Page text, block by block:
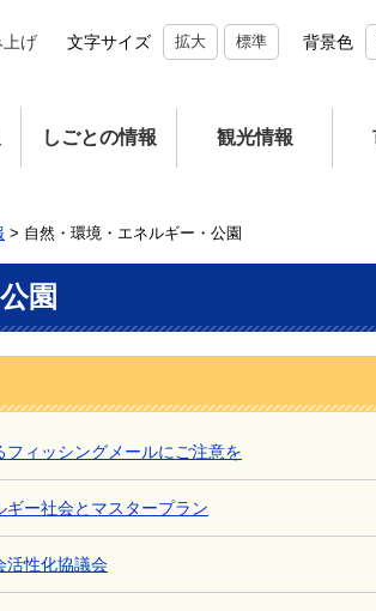
上げ 文字サイズ 拡大 標準 背景色
しごとの情報 観光情報
> 自然・環境・エネルギー・公園
園
ィッシングメールにご注意を
ー社会とマスタープラン
活性化協議会